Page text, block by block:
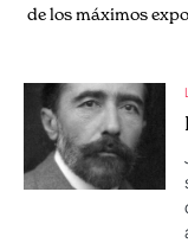
de los máximos